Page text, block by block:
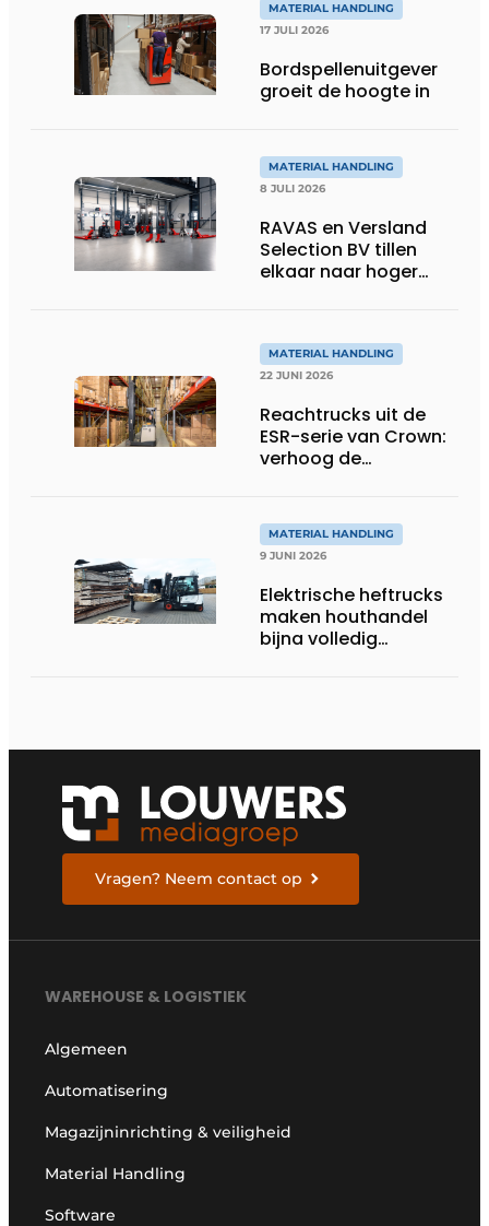
MATERIAL HANDLING
17 JULI 2026
Bordspellenuitgever
groeit de hoogte in
MATERIAL HANDLING
8 JULI 2026
RAVAS en Versland
Selection BV tillen
elkaar naar hoger
heftruckvorken
MATERIAL HANDLING
22 JUNI 2026
Reachtrucks uit de
ESR-serie van Crown:
verhoog de
MATERIAL HANDLING
9 JUNI 2026
Elektrische heftrucks
maken houthandel
bijna volledig
Vragen? Neem contact op
WAREHOUSE & LOGISTIEK
Algemeen
Automatisering
Magazijninrichting & veiligheid
Material Handling
Software